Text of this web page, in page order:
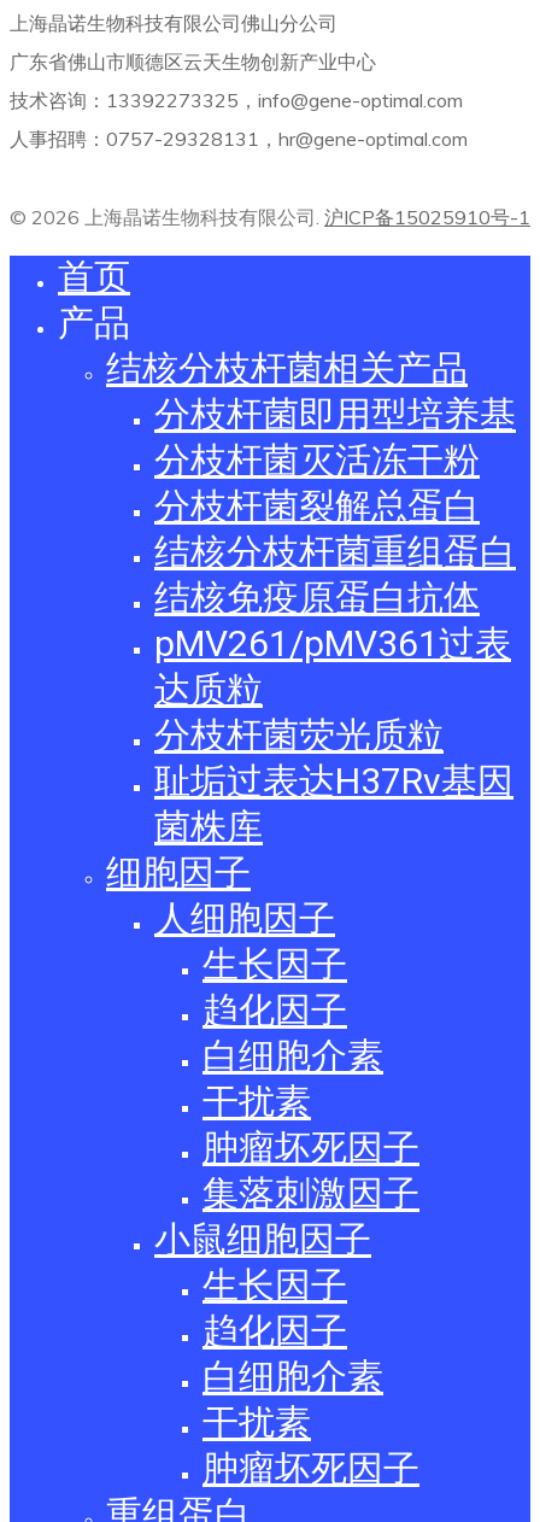
上海晶诺生物科技有限公司佛山分公司
广东省佛山市顺德区云天生物创新产业中心
技术咨询：13392273325，info@gene-optimal.com
人事招聘：0757-29328131，hr@gene-optimal.com
© 2026 上海晶诺生物科技有限公司. 沪ICP备15025910号-1
首页
产品
结核分枝杆菌相关产品
分枝杆菌即用型培养基
分枝杆菌灭活冻干粉
分枝杆菌裂解总蛋白
结核分枝杆菌重组蛋白
结核免疫原蛋白抗体
pMV261/pMV361过表
达质粒
分枝杆菌荧光质粒
耻垢过表达H37Rv基因
菌株库
细胞因子
人细胞因子
生长因子
趋化因子
白细胞介素
干扰素
肿瘤坏死因子
集落刺激因子
小鼠细胞因子
生长因子
趋化因子
白细胞介素
干扰素
肿瘤坏死因子